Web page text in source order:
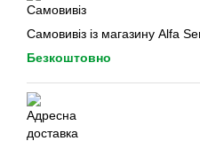
Самовивіз із магазину Alfa
Безкоштовно